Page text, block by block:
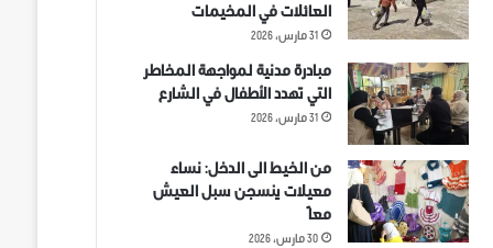
العائلات في المخيمات
31 مارس، 2026
مبادرة مدنية لمواجهة المخاطر
التي تهدد الأطفال في الشارع
31 مارس، 2026
من الخيط الى الدخل: نساء
معيلات ينسجن سبل العيش
معاً
30 مارس، 2026